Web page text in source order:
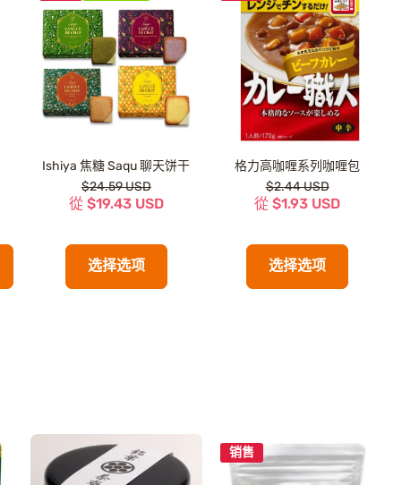
Ishiya 焦糖 Saqu 聊天饼干
$24.59 USD
從 $19.43 USD
选择选项
格力高咖喱系列咖喱包
$2.44 USD
從 $1.93 USD
选择选项
销售